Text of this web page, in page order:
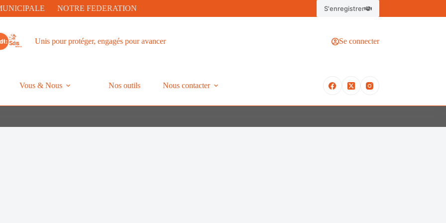
NOTRE FEDERATION S'enregistrer
Unis pour protéger, engagés pour avancer Se connecter
Vous & Nous Nos outils Nous contacter